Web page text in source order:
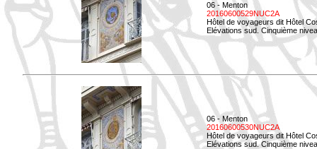
06 - Menton
20160600529NUC2A
Hôtel de voyageurs dit Hôtel
Elévations sud. Cinquième
06 - Menton
20160600530NUC2A
Hôtel de voyageurs dit Hôtel
Elévations sud. Cinquième